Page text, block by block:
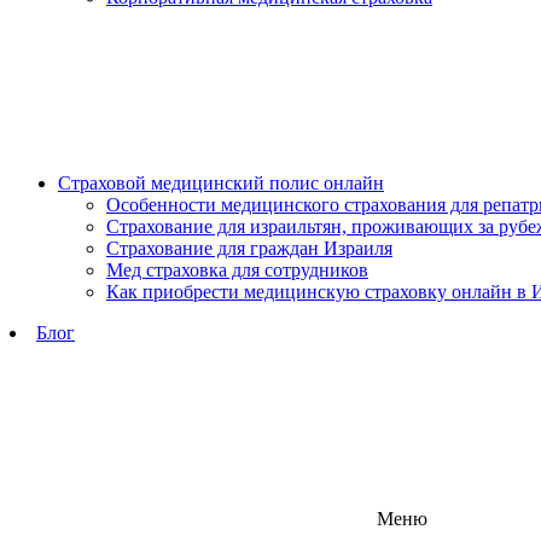
Страховой медицинский полис онлайн
Особенности медицинского страхования для
Страхование для израильтян, проживающих за
Страхование для граждан Израиля
Мед страховка для сотрудников
Как приобрести медицинскую страховку онлайн в
Блог
Меню